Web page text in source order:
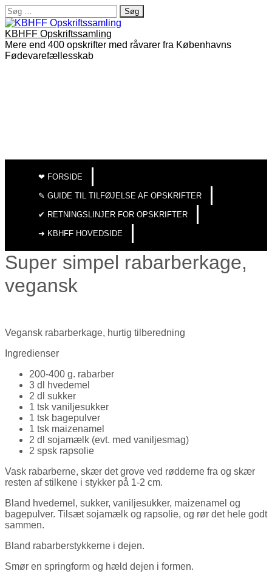
Søg
efter:
KBHFF Opskriftssamling
Mere end 400 opskrifter med råvarer fra Københavns
Fødevarefællesskab
CONTENT
❤︎ FORSIDE
✎ GUIDE TIL TILFØJELSE AF OPSKRIFTER
✔︎ RETNINGSLINJER FOR OPSKRIFTER
➜ KBHFF HOVEDSIDE
Super simpel rabarberkage,
vegansk
Vegansk rabarberkage, hurtig tilberedning
Ingredienser
200-400 g. rabarber
3 dl hvedemel
2 dl sukker
1 tsk vaniljesukker
1 tsk bagepulver
1 tsk maizenamel
2 dl sojamælk (evt. med vaniljesmag)
2 spsk rapsolie
Vask rabarberne, skær det grove ved rødderne fra og skær
resten af stilkene i stykker på 1-2 cm.
Bland hvedemel, sukker, vaniljesukker, maizenamel og
bagepulver. Tilsæt sojamælk og rapsolie, og rør det hele godt
sammen.
Bland rabarberstykkerne i dejen.
Smør en springform og hæld dejen i formen.